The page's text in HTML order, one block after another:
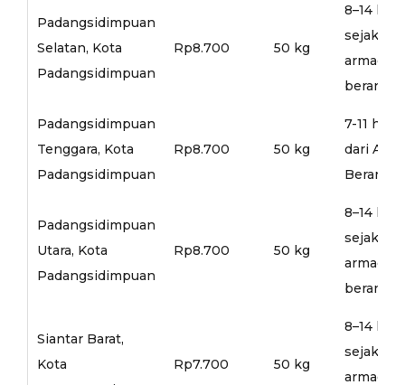
Padangsidimpuan
Selatan, Kota
Padangsidimpuan
Rp8.700 50 kg
8–14 hari
sejak
armada
Padangsidimpuan
Tenggara, Kota
Padangsidimpuan
Rp8.700 50 kg
7-11 hari
dari
Padangsidimpuan
Utara, Kota
Padangsidimpuan
Rp8.700 50 kg
8–14 hari
sejak
armada
Siantar Barat,
Kota
Rp7.700 50 kg
8–14 hari
sejak
armada